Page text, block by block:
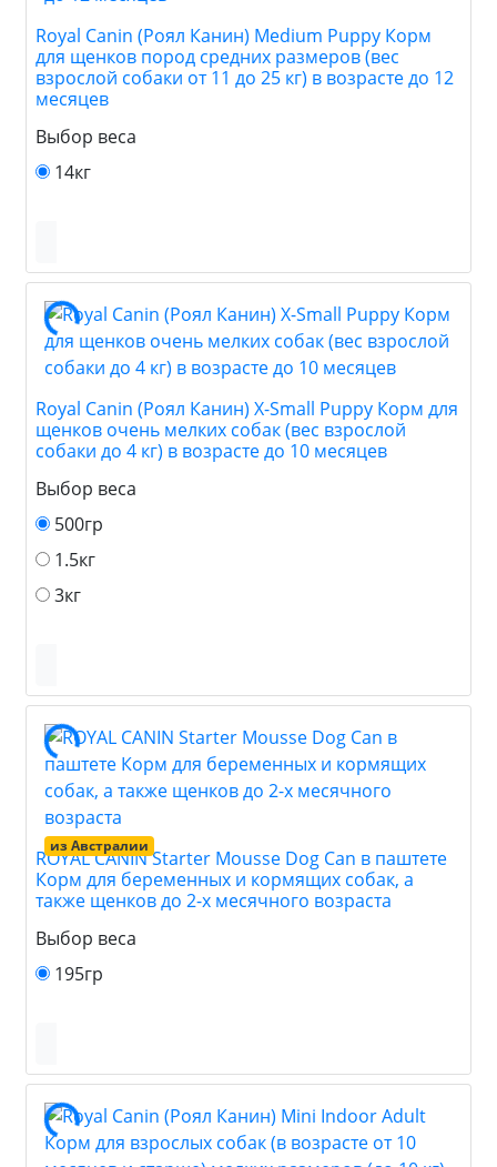
Royal Canin (Роял Канин) Medium Puppy Корм
для щенков пород средних размеров (вес
взрослой собаки от 11 до 25 кг) в возрасте до 12
месяцев
Выбор веса
14кг
Royal Canin (Роял Канин) X-Small Puppy Корм для
щенков очень мелких собак (вес взрослой
собаки до 4 кг) в возрасте до 10 месяцев
Выбор веса
500гр
1.5кг
3кг
из Австралии
ROYAL CANIN Starter Mousse Dog Can в паштете
Корм для беременных и кормящих собак, а
также щенков до 2-х месячного возраста
Выбор веса
195гр